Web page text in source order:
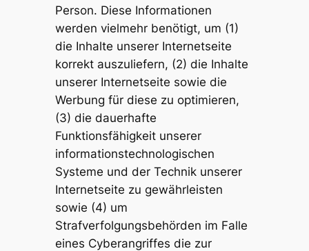
Person. Diese Informationen
werden vielmehr benötigt, um (1)
die Inhalte unserer Internetseite
korrekt auszuliefern, (2) die Inhalte
unserer Internetseite sowie die
Werbung für diese zu optimieren,
(3) die dauerhafte
Funktionsfähigkeit unserer
informationstechnologischen
Systeme und der Technik unserer
Internetseite zu gewährleisten
sowie (4) um
Strafverfolgungsbehörden im Falle
eines Cyberangriffes die zur